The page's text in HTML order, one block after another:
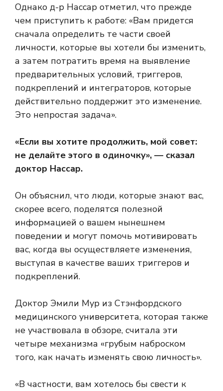
Однако д-р Нассар отметил, что прежде
чем приступить к работе: «Вам придется
сначала определить те части своей
личности, которые вы хотели бы изменить,
а затем потратить время на выявление
предварительных условий, триггеров,
подкреплений и интеграторов, которые
действительно поддержит это изменение.
Это непростая задача».
«Если вы хотите продолжить, мой совет:
не делайте этого в одиночку», — сказал
доктор Нассар.
Он объяснил, что люди, которые знают вас,
скорее всего, поделятся полезной
информацией о вашем нынешнем
поведении и могут помочь мотивировать
вас, когда вы осуществляете изменения,
выступая в качестве ваших триггеров и
подкреплений.
Доктор Эмили Мур из Стэнфордского
медицинского университета, которая также
не участвовала в обзоре, считала эти
четыре механизма «грубым наброском
того, как начать изменять свою личность».
«В частности, вам хотелось бы свести к